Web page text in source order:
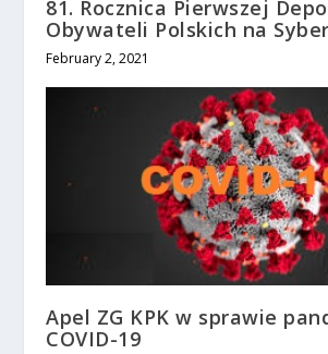
81. Rocznica Pierwszej
Obywateli Polskich na
February 2, 2021
Apel ZG KPK w sprawie
COVID-19